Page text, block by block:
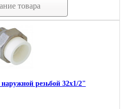
товара
резьбой 32х1/2"